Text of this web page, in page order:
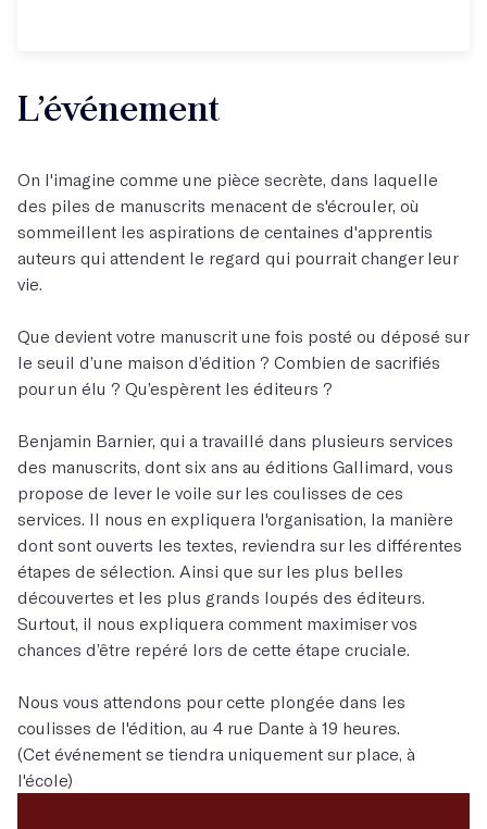
L’événement
On l'imagine comme une pièce secrète, dans laquelle
des piles de manuscrits menacent de s'écrouler, où
sommeillent les aspirations de centaines d'apprentis
auteurs qui attendent le regard qui pourrait changer leur
vie.
Que devient votre manuscrit une fois posté ou déposé sur
le seuil d’une maison d’édition ? Combien de sacrifiés
pour un élu ? Qu’espèrent les éditeurs ?
Benjamin Barnier, qui a travaillé dans plusieurs services
des manuscrits, dont six ans au éditions Gallimard, vous
propose de lever le voile sur les coulisses de ces
services. Il nous en expliquera l'organisation, la manière
dont sont ouverts les textes, reviendra sur les différentes
étapes de sélection. Ainsi que sur les plus belles
découvertes et les plus grands loupés des éditeurs.
Surtout, il nous expliquera comment maximiser vos
chances d’être repéré lors de cette étape cruciale.
Nous vous attendons pour cette plongée dans les
coulisses de l'édition, au 4 rue Dante à 19 heures.
(Cet événement se tiendra uniquement sur place, à
l'école)